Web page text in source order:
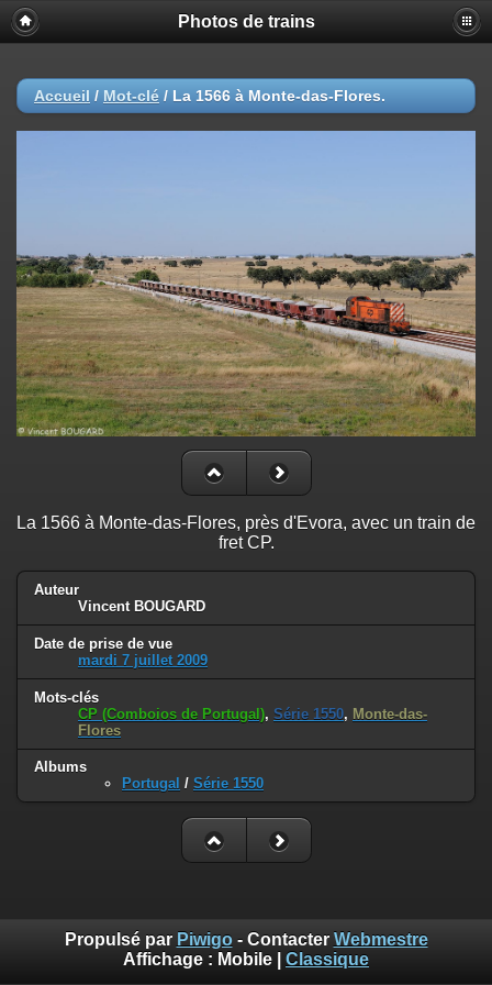
Photos de trains
Accueil / Mot-clé / La 1566 à Monte-das-Flores.
La 1566 à Monte-das-Flores, près d'Evora, avec un train de
fret CP.
Auteur
Vincent BOUGARD
Date de prise de vue
mardi 7 juillet 2009
Mots-clés
CP (Comboios de Portugal), Série 1550, Monte-das-
Flores
Albums
Portugal / Série 1550
Propulsé par Piwigo- Contacter Webmestre
Affichage : Mobile Classique